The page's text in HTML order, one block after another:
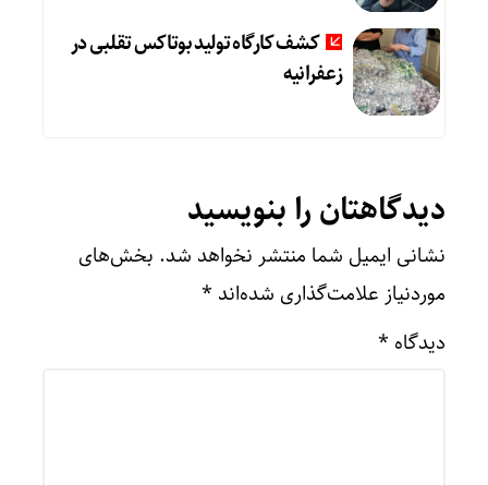
کشف کارگاه تولید بوتاکس تقلبی در
زعفرانیه
دیدگاهتان را بنویسید
نشانی ایمیل شما منتشر نخواهد شد. بخش‌های
موردنیاز علامت‌گذاری شده‌اند *
دیدگاه *